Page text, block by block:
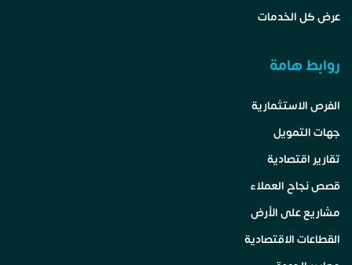
عرض كل الخدمات
روابط هامة
الفرص الاستثمارية
جهات التمويل
تقارير اقتصادية
قصص نجاح العملاء
مشاريع على الأرض
القطاعات الاقتصادية